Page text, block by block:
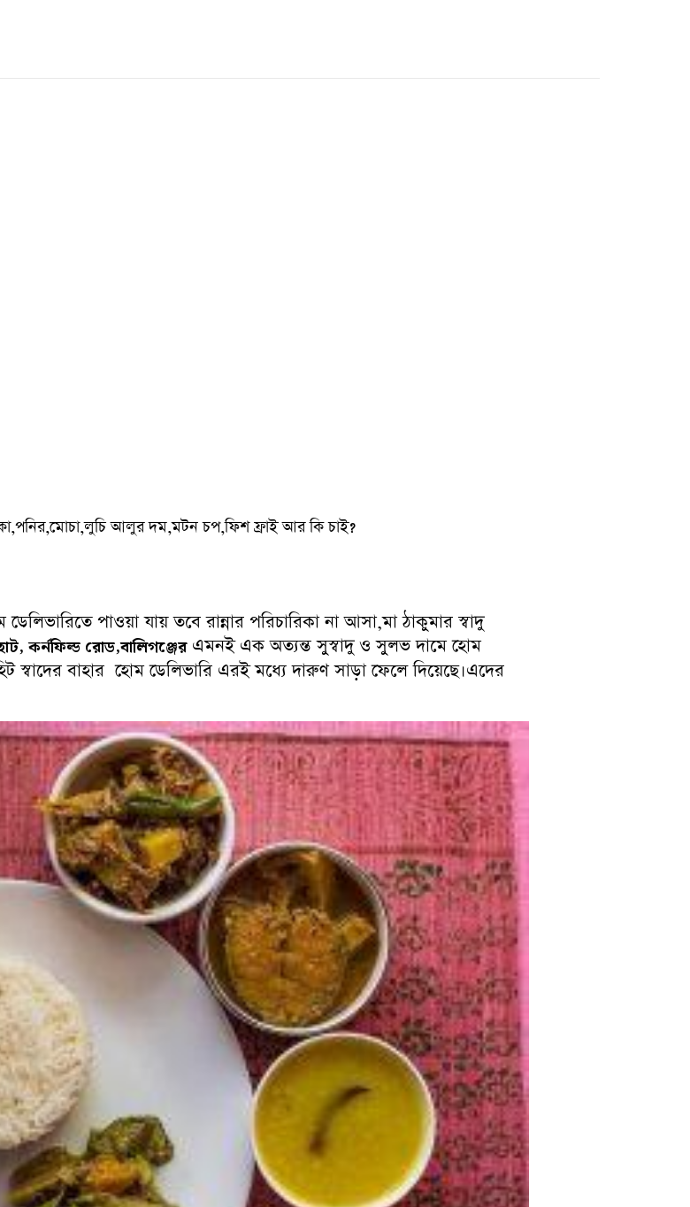
আলুর দম,মটন চপ,ফিশ ফ্রাই আর কি চাই?
পাওয়া যায় তবে রান্নার পরিচারিকা না আসা,মা ঠাকুমার স্বাদু
কর্নফিল্ড রোড,বালিগঞ্জেরএমনই এক অত্যন্ত সুস্বাদু ও সুলভ দামে হোম
স্বাদের বাহার হোম ডেলিভারি এরই মধ্যে দারুণ সাড়া ফেলে দিয়েছে।এদের